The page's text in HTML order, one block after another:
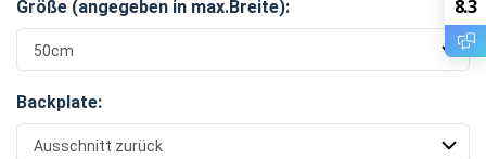
Größe (angegeben in max.Breite):
Backplate:
8.3